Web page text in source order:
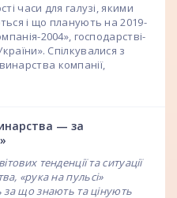
часи для галузі, якими
і що планують на 2019-
2004», господарстві-
Спілкувалися з
компанії,
— за
тенденції та ситуації
«рука на пульсі»
що знають та цінують